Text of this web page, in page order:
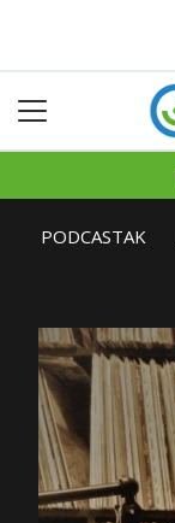
PODCASTAK